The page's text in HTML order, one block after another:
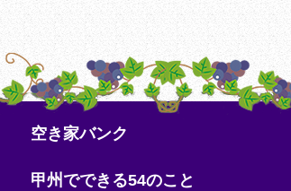
空き家バンク
甲州でできる54のこと